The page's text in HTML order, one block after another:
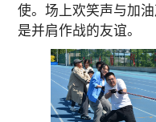
使。场上欢笑声与加
是并肩作战的友谊。